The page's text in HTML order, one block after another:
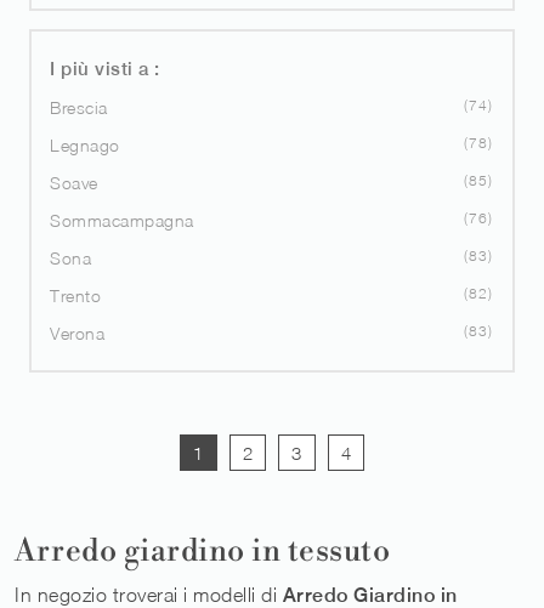
I più visti a :
Brescia
74
Legnago 78
Soave 85
Sommacampagna 76
Sona 83
Trento 82
Verona 83
1 2 3 4
Arredo giardino in tessuto
In negozio troverai i modelli di Arredo Giardino in